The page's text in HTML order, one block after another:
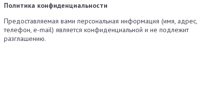
Политика конфиденциальности
Предоставляемая вами персональная информация (имя, адрес,
телефон, e-mail) является конфиденциальной и не подлежит
разглашению.